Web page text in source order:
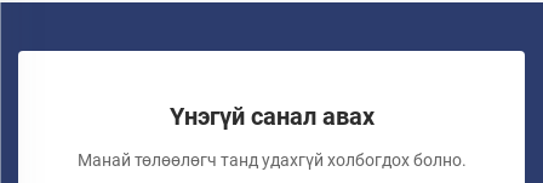
Үнэгүй санал авах
Манай төлөөлөгч танд удахгүй холбогдох болно.